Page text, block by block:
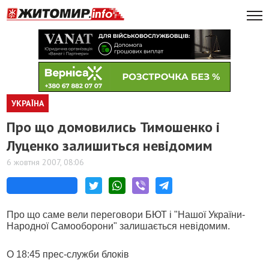
УКРАЇНА
Про що домовились Тимошенко і
Луценко залишиться невідомим
6 жовтня 2007, 08:06
Про що саме вели переговори БЮТ і "Нашої України-
Народної Самооборони" залишається невідомим.
О 18:45 прес-служби блоків